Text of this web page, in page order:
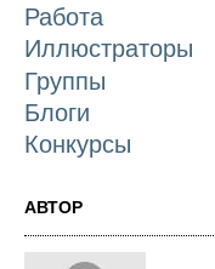
Работа
Иллюстраторы
Группы
Блоги
Конкурсы
АВТОР